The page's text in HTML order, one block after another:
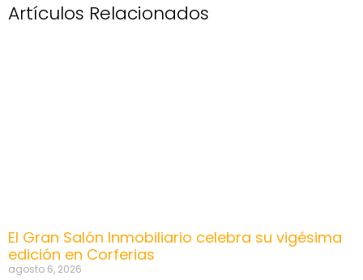
Artículos Relacionados
El Gran Salón Inmobiliario celebra su vigésima
edición en Corferias
agosto 6, 2026